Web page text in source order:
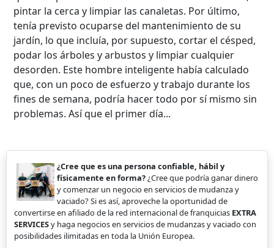
pintar la cerca y limpiar las canaletas. Por último,
tenía previsto ocuparse del mantenimiento de su
jardín, lo que incluía, por supuesto, cortar el césped,
podar los árboles y arbustos y limpiar cualquier
desorden. Este hombre inteligente había calculado
que, con un poco de esfuerzo y trabajo durante los
fines de semana, podría hacer todo por sí mismo sin
problemas. Así que el primer día...
¿Cree que es una persona confiable, hábil y
físicamente en forma?¿Cree que podría ganar dinero
y comenzar un negocio en servicios de mudanza y
vaciado? Si es así, aproveche la oportunidad de
convertirse en afiliado de la red internacional de franquicias EXTRA
SERVICESy haga negocios en servicios de mudanzas y vaciado con
posibilidades ilimitadas en toda la Unión Europea.